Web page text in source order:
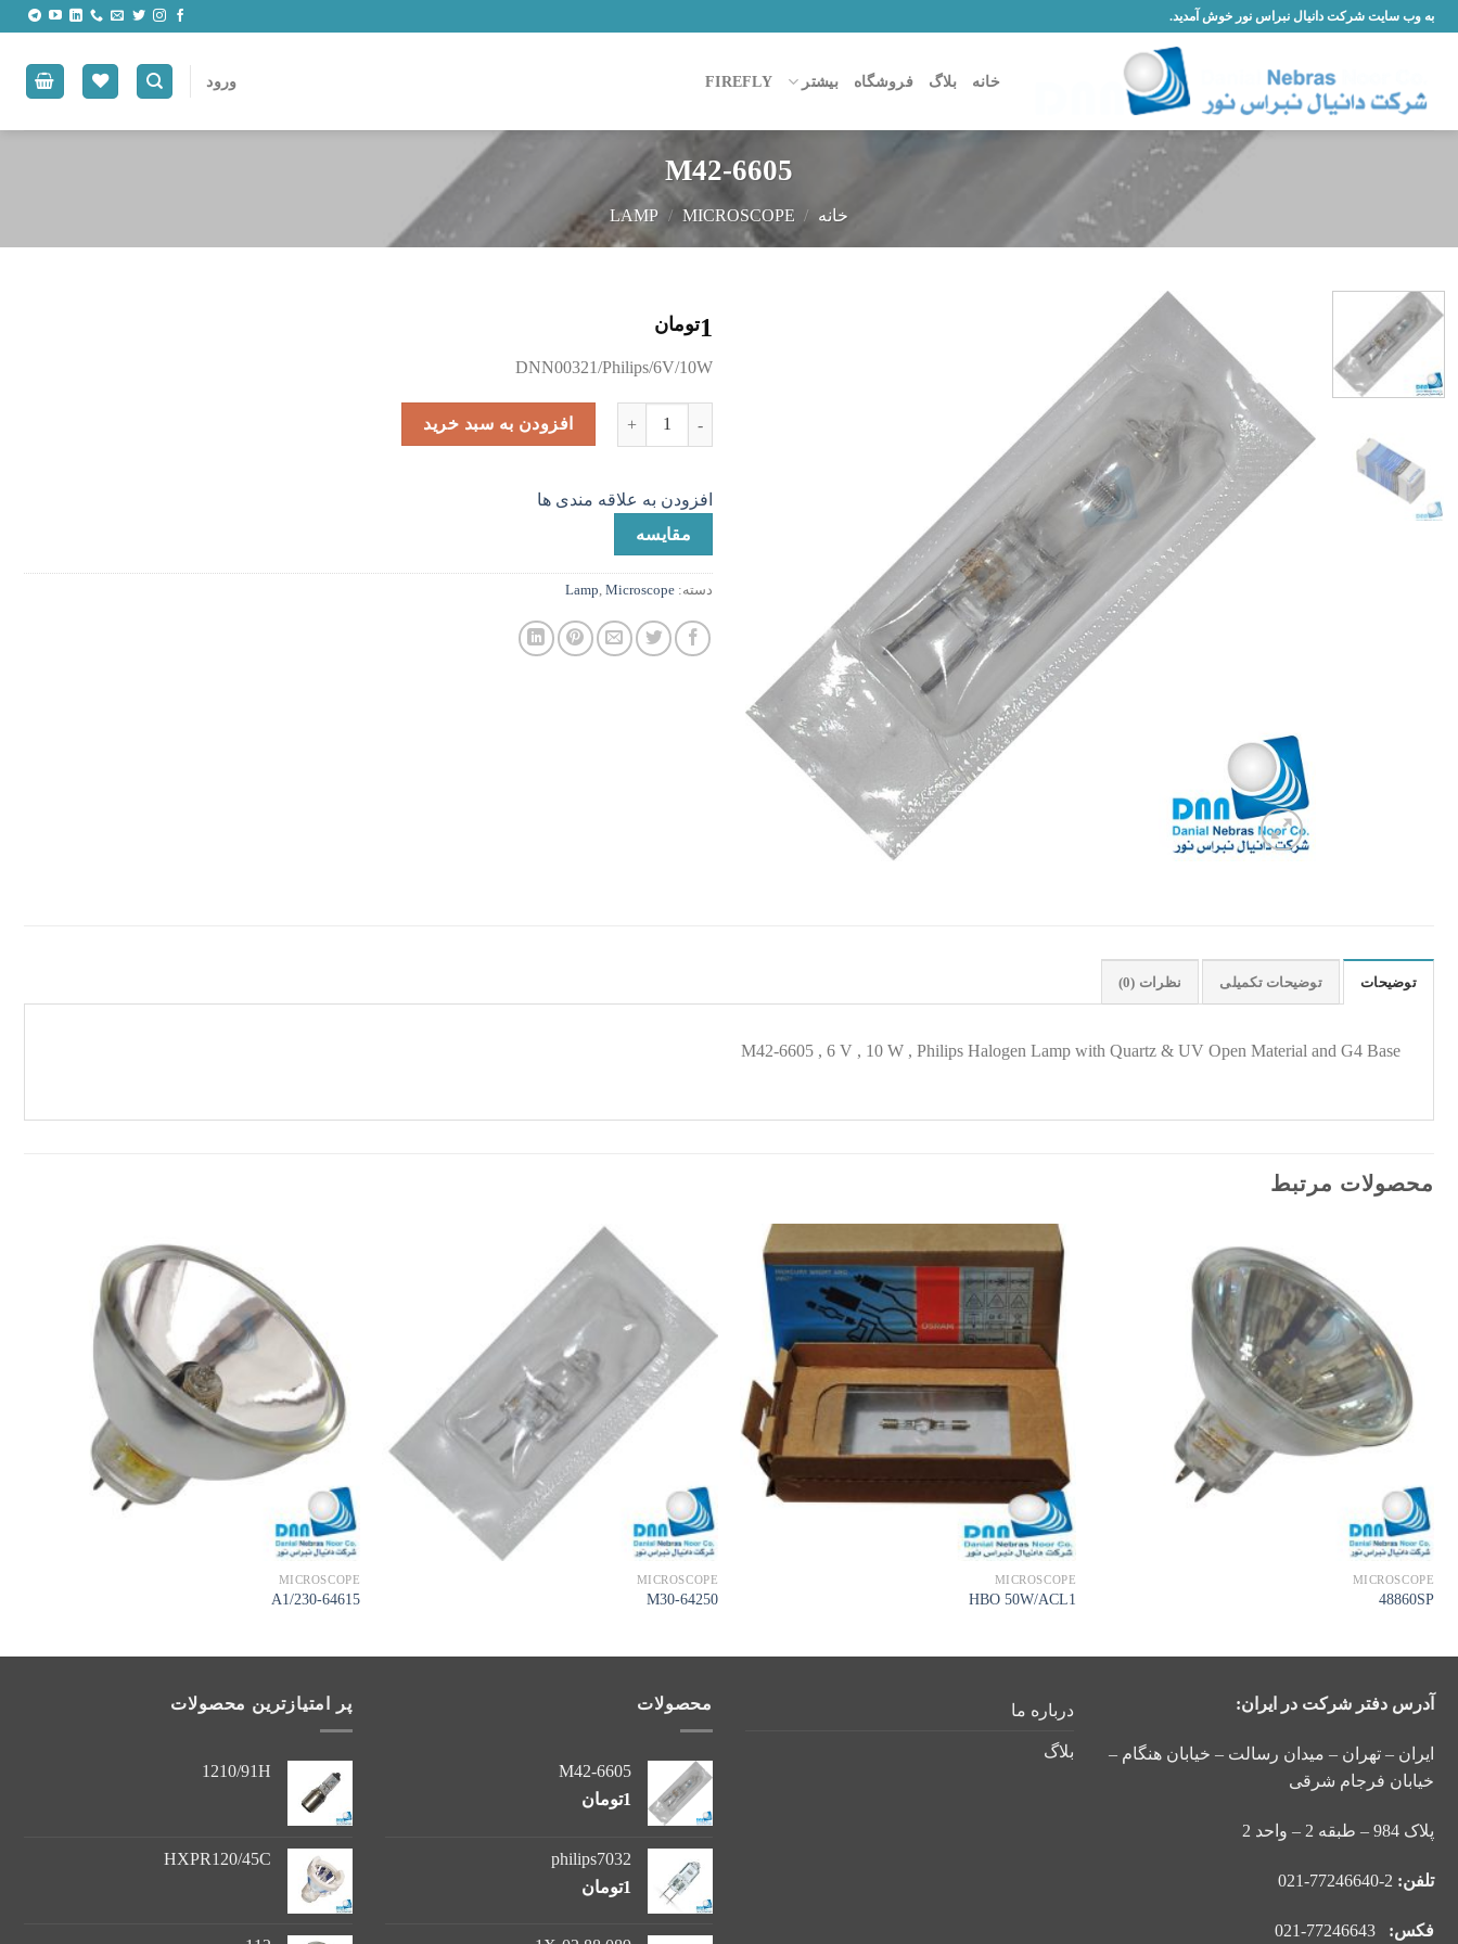
Skipبه وب سایت شرکت دانیال نبراس نور خوش آمدید.
خانه بلاگ فروشگاه بیشتر FIREFLY ورود
M42-6605
خانه /
LAMP / MICROSCOPE
1تومان
DNN00321/Philips/6V/10W
M42-6605 عدد افزودن به سبد خرید
افزودن به علاقه مندی ها
مقایسه
دسته: Lamp, Microscope
توضیحات توضیحات تکمیلی نظرات (0)
M42-6605 , 6 V , 10 W , Philips Halogen Lamp with Quartz & UV Open Material and G4 Base
محصولات مرتبط
MICROSCOPE
48860SP
افزودن
به
علاقه
مندی
MICROSCOPE
HBO 50W/ACL1
MICROSCOPE
M30-64250
MICROSCOPE
A1/230-64615
آدرس دفتر شرکت در ایران:
ایران – تهران – میدان رسالت – خیابان هنگام –
خیابان فرجام شرقی
پلاک 984 – طبقه 2 – واحد 2
تلفن:
فکس:
درباره ما
بلاگ
محصولات
M42-6605
1تومان
philips7032
1تومان
پر امتیازترین محصولات
1210/91H
HXPR120/45C